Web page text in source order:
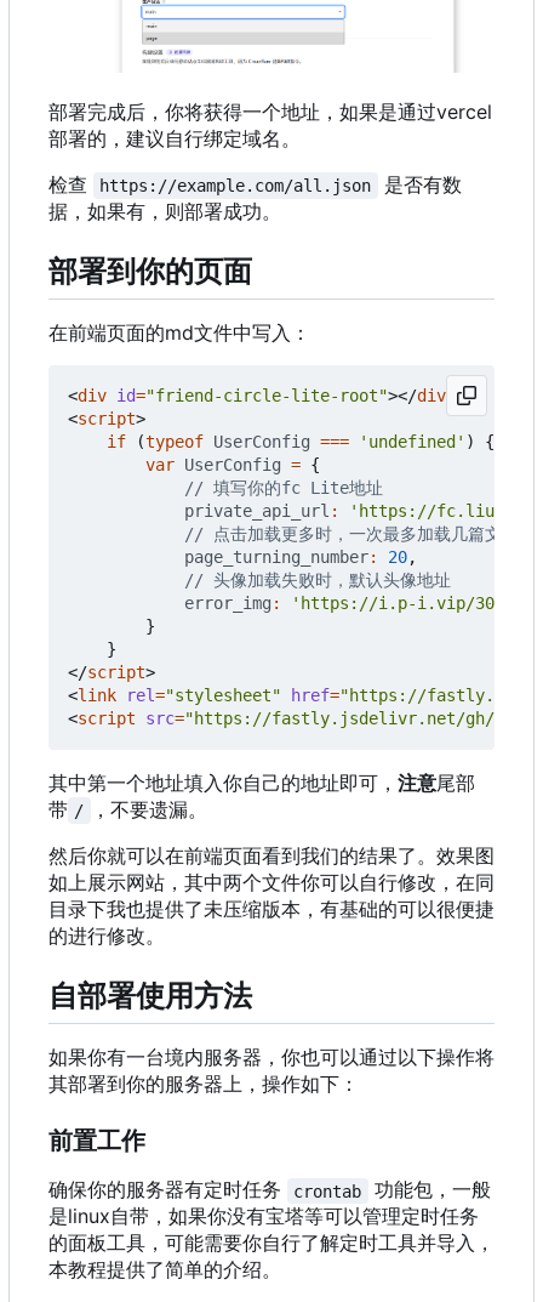
部署完成后，你将获得一个地址，如果是通过vercel
部署的，建议自行绑定域名。
检查
https://example.com/all.json
是否有数
据，如果有，则部署成功。
部署到你的页面
在前端页面的md文件中写入：
<div id="friend-circle-lite-root"></div
<script>
if
(typeof UserConfig === 'undefined' )
{
var UserConfig = {
private_api_url : 'https://
page_turning_number: 20,
error_img :
'https://i.p-i.vip/30/
}
}
</script>
<link rel="stylesheet" href="https://
<script src="https://fastly.jsdelivr.net/gh/
其中第一个地址填入你自己的地址即可， 注意尾部
带 /
，不要遗漏。
然后你就可以在前端页面看到我们的结果了。效果图
如上展示网站，其中两个文件你可以自行修改，在同
目录下我也提供了未压缩版本，有基础的可以很便捷
的进行修改。
自部署使用方法
如果你有一台境内服务器，你也可以通过以下操作将
其部署到你的服务器上，操作如下：
前置工作
确保你的服务器有定时任务 crontab
功能包，一般
是linux自带，如果你没有宝塔等可以管理定时任务
的面板工具，可能需要你自行了解定时工具并导入，
本教程提供了简单的介绍。